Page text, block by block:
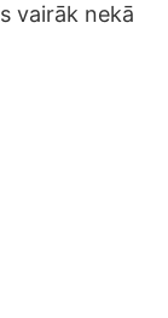
vairāk nekā